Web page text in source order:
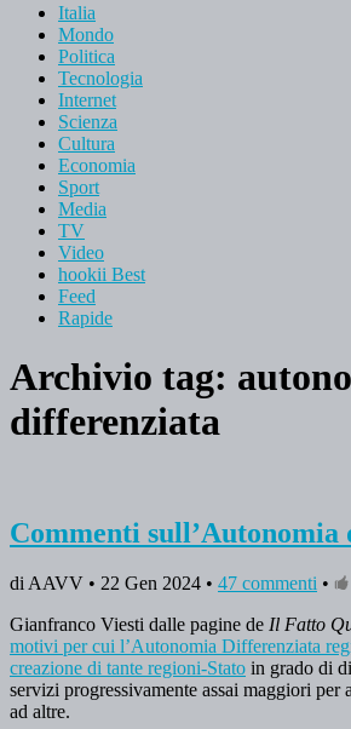
Italia
Mondo
Politica
Tecnologia
Internet
Scienza
Cultura
Economia
Sport
Media
TV
Video
hookii Best
Feed
Rapide
Archivio tag:
differenziata
Commenti
di AAVV • 22 Gen 2024 • 47 commenti •
Gianfranco Viesti dalle pagine de Il Fatto
motivi per cui l’Autonomia Differenziata
creazione di tante regioni-Stato in grado di
servizi progressivamente assai maggiori per
ad altre.